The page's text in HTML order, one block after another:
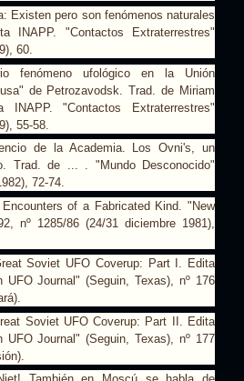
Existen pero son fenómenos naturales
INAPP. "Contactos Extraterrestres"
60.
fenómeno ufológico en la Unión
de Petrozavodsk. Trad. de Miriam
INAPP. "Contactos Extraterrestres"
55-58.
de la Academia. Los Ovni's, un
Trad. de ... . "Mundo Desconocido"
72-74.
of a Fabricated Kind. "New
nº 1285/86 (24/31 diciembre 1981),
Soviet UFO Coverup: Part I. Edita
UFO Journal" (Seguin, Texas), nº 176
Soviet UFO Coverup: Part II. Edita
UFO Journal" (Seguin, Texas), nº 177